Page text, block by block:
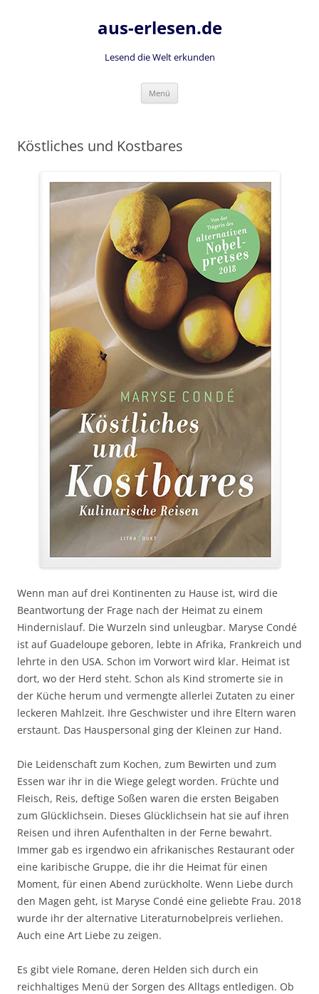
aus-erlesen.de
Lesend die Welt erkunden
Menü
Köstliches und Kostbares
Wenn man auf drei Kontinenten zu Hause ist, wird die
Beantwortung der Frage nach der Heimat zu einem
Hindernislauf. Die Wurzeln sind unleugbar. Maryse Condé
ist auf Guadeloupe geboren, lebte in Afrika, Frankreich und
lehrte in den USA. Schon im Vorwort wird klar. Heimat ist
dort, wo der Herd steht. Schon als Kind stromerte sie in
der Küche herum und vermengte allerlei Zutaten zu einer
leckeren Mahlzeit. Ihre Geschwister und ihre Eltern waren
erstaunt. Das Hauspersonal ging der Kleinen zur Hand.
Die Leidenschaft zum Kochen, zum Bewirten und zum
Essen war ihr in die Wiege gelegt worden. Früchte und
Fleisch, Reis, deftige Soßen waren die ersten Beigaben
zum Glücklichsein. Dieses Glücklichsein hat sie auf ihren
Reisen und ihren Aufenthalten in der Ferne bewahrt.
Immer gab es irgendwo ein afrikanisches Restaurant oder
eine karibische Gruppe, die ihr die Heimat für einen
Moment, für einen Abend zurückholte. Wenn Liebe durch
den Magen geht, ist Maryse Condé eine geliebte Frau. 2018
wurde ihr der alternative Literaturnobelpreis verliehen.
Auch eine Art Liebe zu zeigen.
Es gibt viele Romane, deren Helden sich durch ein
reichhaltiges Menü der Sorgen des Alltags entledigen. Ob